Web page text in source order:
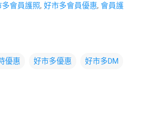
多會員護照, 好市多會員優惠, 會員護
優惠 好市多優惠 好市多DM